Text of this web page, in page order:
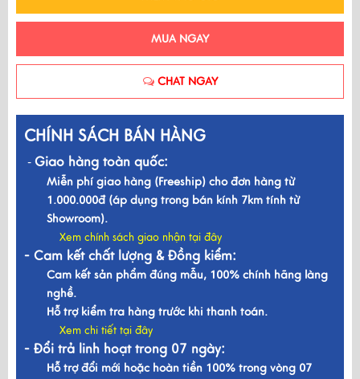
MUA NGAY
CHAT NGAY
CHÍNH SÁCH BÁN HÀNG
- Giao hàng toàn quốc:
Miễn phí giao hàng (Freeship) cho đơn hàng từ
1.000.000đ (áp dụng trong bán kính 7km tính từ
Showroom).
Xem chính sách giao nhận tại đây
- Cam kết chất lượng & Đồng kiểm:
Cam kết sản phẩm đúng mẫu, 100% chính hãng làng
nghề.
Hỗ trợ kiểm tra hàng trước khi thanh toán.
Xem chi tiết tại đây
- Đổi trả linh hoạt trong 07 ngày:
Hỗ trợ đổi mới hoặc hoàn tiền 100% trong vòng 07